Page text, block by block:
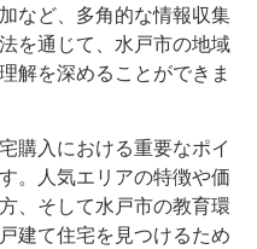
など、多角的な情報収集
を通じて、水戸市の地域
解を深めることができま
購入における重要なポイ
。人気エリアの特徴や価
、そして水戸市の教育環
建て住宅を見つけるため